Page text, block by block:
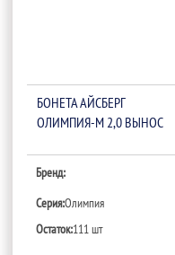
БОНЕТА АЙСБЕРГ
ОЛИМПИЯ-М 2,0 ВЫНОС
Бренд:
Серия:Олимпия
Остаток:111 шт